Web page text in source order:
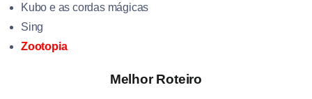
Kubo e as cordas mágicas
Sing
Zootopia
Melhor Roteiro